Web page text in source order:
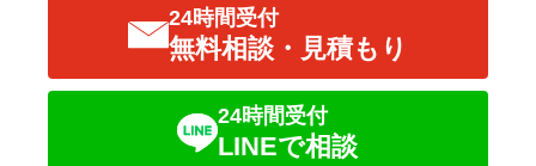
24時間受付
無料相談・見積もり
24時間受付
LINEで相談